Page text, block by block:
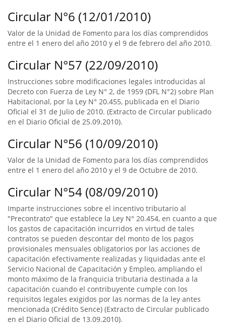
Circular N°6 (12/01/2010)
Valor de la Unidad de Fomento para los días comprendidos
entre el 1 enero del año 2010 y el 9 de febrero del año 2010.
Circular N°57 (22/09/2010)
Instrucciones sobre modificaciones legales introducidas al
Decreto con Fuerza de Ley N° 2, de 1959 (DFL N°2) sobre Plan
Habitacional, por la Ley N° 20.455, publicada en el Diario
Oficial el 31 de Julio de 2010. (Extracto de Circular publicado
en el Diario Oficial de 25.09.2010).
Circular N°56 (10/09/2010)
Valor de la Unidad de Fomento para los días comprendidos
entre el 1 enero del año 2010 y el 9 de Octubre de 2010.
Circular N°54 (08/09/2010)
Imparte instrucciones sobre el incentivo tributario al
"Precontrato" que establece la Ley N° 20.454, en cuanto a que
los gastos de capacitación incurridos en virtud de tales
contratos se pueden descontar del monto de los pagos
provisionales mensuales obligatorios por las acciones de
capacitación efectivamente realizadas y liquidadas ante el
Servicio Nacional de Capacitación y Empleo, ampliando el
monto máximo de la franquicia tributaria destinada a la
capacitación cuando el contribuyente cumple con los
requisitos legales exigidos por las normas de la ley antes
mencionada (Crédito Sence) (Extracto de Circular publicado
en el Diario Oficial de 13.09.2010).